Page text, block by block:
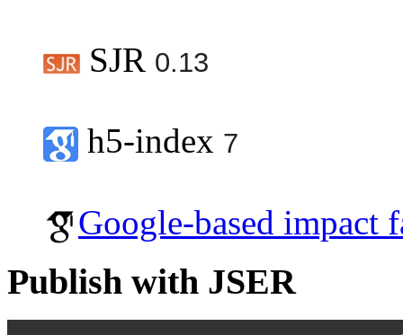
SJR 0.13
h5-index 7
Google-based impact
Publish with JSER